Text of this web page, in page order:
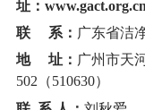
址：www.gact.org.cn
联 系： 广东省洁
地 址： 广州市天
502（510630）